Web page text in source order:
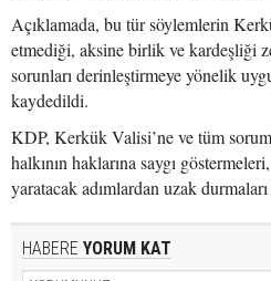
Açıklamada, bu tür söylemlerin
etmediği, aksine birlik ve kardeşliği
sorunları derinleştirmeye yönelik
kaydedildi.
KDP, Kerkük Valisi’ne ve tüm
halkının haklarına saygı
yaratacak adımlardan uzak
HABERE YORUM KAT